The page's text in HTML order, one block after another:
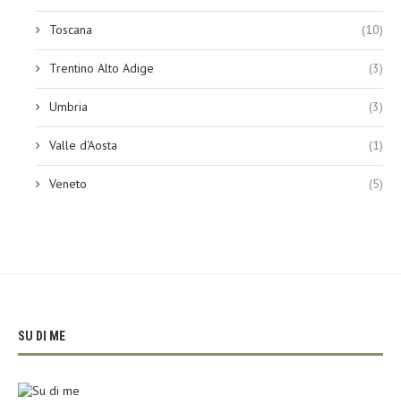
Toscana (10)
Trentino Alto Adige (3)
Umbria (3)
Valle d'Aosta (1)
Veneto (5)
SU DI ME